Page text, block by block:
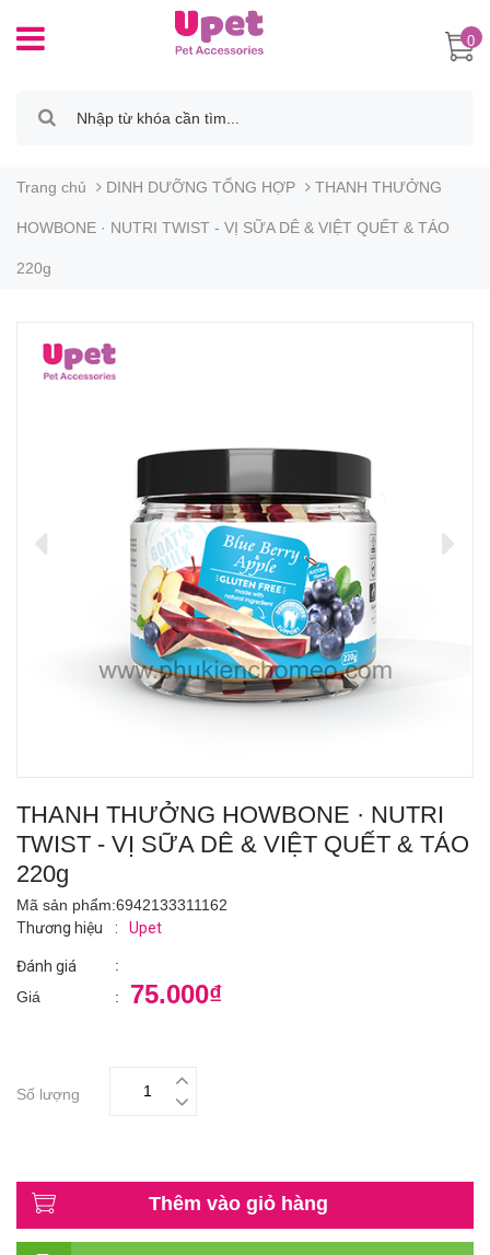
0
Trang chủ DINH DƯỠNG TỔNG HỢP THANH THƯỞNG
HOWBONE · NUTRI TWIST - VỊ SỮA DÊ & VIỆT QUẾT & TÁO
220g
THANH THƯỞNG HOWBONE · NUTRI
TWIST - VỊ SỮA DÊ & VIỆT QUẾT & TÁO
220g
Mã sản phẩm:6942133311162
Thương hiệu
: Upet
Đánh giá
:
Giá
: 75.000₫
Số lượng
Thêm vào giỏ hàng